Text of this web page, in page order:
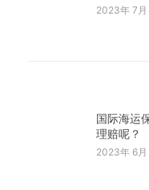
2023年 7月
国际海运
理赔呢？
2023年 6月